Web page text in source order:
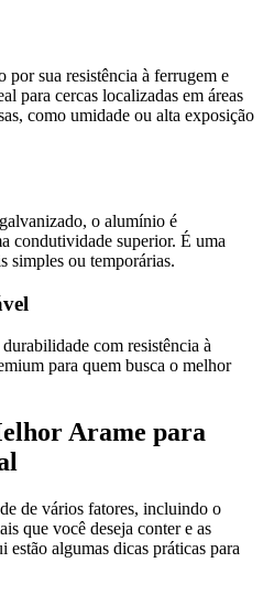
por sua resistência à ferrugem e
para cercas localizadas em áreas
como umidade ou alta exposição
o alumínio é
condutividade superior. É uma
simples ou temporárias.
com resistência à
para quem busca o melhor
Arame para
de vários fatores, incluindo o
que você deseja conter e as
algumas dicas práticas para